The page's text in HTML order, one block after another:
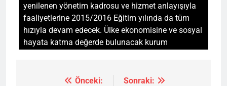
yenilenen yönetim kadrosu ve hizmet anlayışıyla
faaliyetlerine 2015/2016 Eğitim yılında da tüm
hızıyla devam edecek. Ülke ekonomisine ve sosyal
hayata katma değerde bulunacak kurum
Önceki: Sonraki: